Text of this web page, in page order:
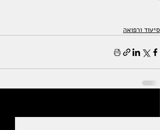
סיעוד ורפואה